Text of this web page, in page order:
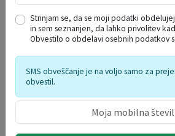
DOGODKI V
avgust 2026
po
to sr če pe
27 28 29 30 31
3
4 5 6 7
12 13 14
Strinjam se, da se moji podatki
in sem seznanjen, da lahko privolitev
Obvestilo o obdelavi osebnih podatkov
SMS obveščanje je na voljo samo za
obvestil.